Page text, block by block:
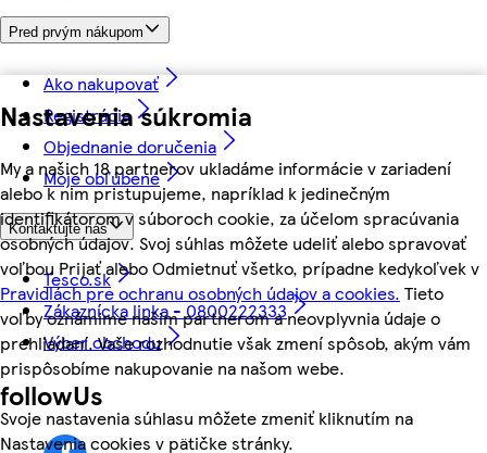
Nastavenia súkromia
My a našich 18 partnerov ukladáme informácie v zariadení
alebo k nim pristupujeme, napríklad k jedinečným
identifikátorom v súboroch cookie, za účelom spracúvania
osobných údajov. Svoj súhlas môžete udeliť alebo spravovať
voľbou Prijať alebo Odmietnuť všetko, prípadne kedykoľvek v
Pravidlách pre ochranu osobných údajov a cookies. Tieto
voľby oznámime našim partnerom a neovplyvnia údaje o
prehliadaní. Vaše rozhodnutie však zmení spôsob, akým vám
prispôsobíme nakupovanie na našom webe.
Svoje nastavenia súhlasu môžete zmeniť kliknutím na
Nastavenia cookies v pätičke stránky.
Pred prvým nákupom
Ako nakupovať
Registrácia
Objednanie doručenia
Moje obľúbené
Kontaktujte nás
Tesco.sk
Zákaznícka linka - 0800222333
Výber obchodu
followUs